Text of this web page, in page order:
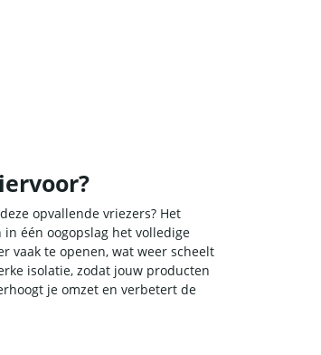
opvallende vriezers? Het
één oogopslag het volledige
vaak te openen, wat weer scheelt
isolatie, zodat jouw producten
je omzet en verbetert de